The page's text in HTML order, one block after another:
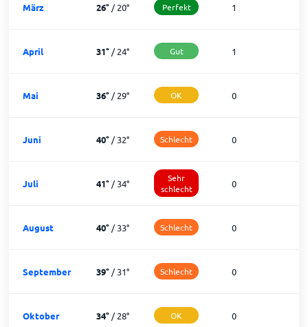
März 26°/20° Perfekt 1
April 31°/24° Gut 1
Mai 36°/29° OK 0
Juni 40°/32° Schlecht 0
Juli 41°/34°
Sehr
schlecht
0
August 40°/33° Schlecht 0
September 39°/31° Schlecht 0
Oktober 34°/28° OK 0